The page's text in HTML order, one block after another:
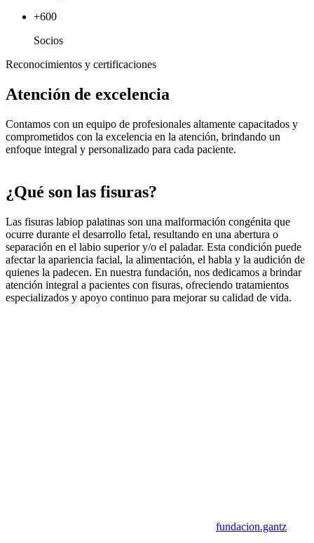
+600
Socios
Reconocimientos y certificaciones
Atención de excelencia
Contamos con un equipo de profesionales altamente capacitados y
comprometidos con la excelencia en la atención, brindando un
enfoque integral y personalizado para cada paciente.
¿Qué son las fisuras?
Las fisuras labiop palatinas son una malformación congénita que
ocurre durante el desarrollo fetal, resultando en una abertura o
separación en el labio superior y/o el paladar. Esta condición puede
afectar la apariencia facial, la alimentación, el habla y la audición de
quienes la padecen. En nuestra fundación, nos dedicamos a brindar
atención integral a pacientes con fisuras, ofreciendo tratamientos
especializados y apoyo continuo para mejorar su calidad de vida.
fundacion.gantz